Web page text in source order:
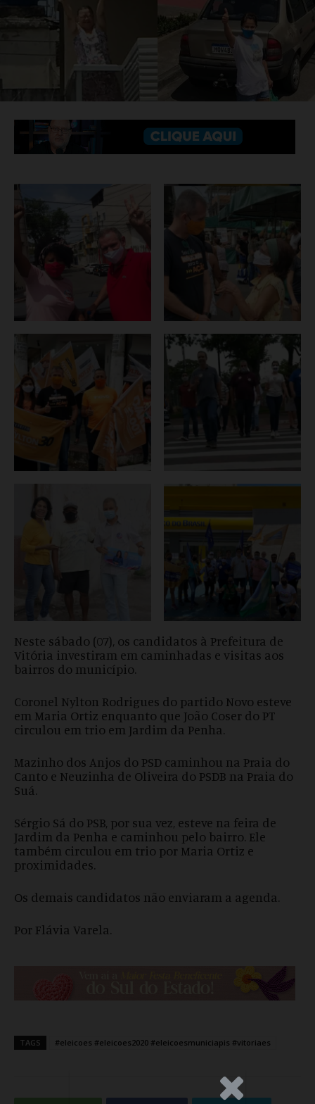
Neste sábado (07), os candidatos à Prefeitura de
Vitória investiram em caminhadas e visitas aos
bairros do município.
Coronel Nylton Rodrigues do partido Novo esteve
em Maria Ortiz enquanto que João Coser do PT
circulou em trio em Jardim da Penha.
Mazinho dos Anjos do PSD caminhou na Praia do
Canto e Neuzinha de Oliveira do PSDB na Praia do
Suá.
Sérgio Sá do PSB, por sua vez, esteve na feira de
Jardim da Penha e caminhou pelo bairro. Ele
também circulou em trio por Maria Ortiz e
proximidades.
Os demais candidatos não enviaram a agenda.
Por Flávia Varela.
TAGS #eleicoes #eleicoes2020 #eleicoesmuniciapis #vitoriaes